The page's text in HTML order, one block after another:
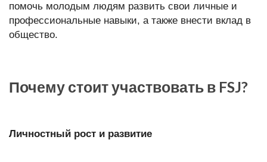
помочь молодым людям развить свои личные и
профессиональные навыки, а также внести вклад в
общество.
Почему стоит участвовать в FSJ?
Личностный рост и развитие